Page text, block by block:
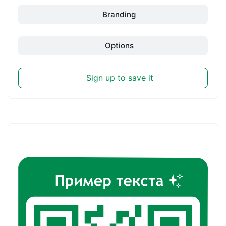
Branding
Options
Sign up to save it